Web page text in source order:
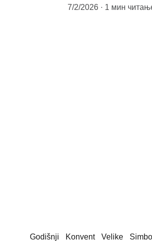
7/2/2026
1 мин
Godišnji Konvent Velike